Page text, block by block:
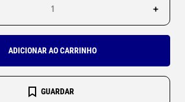
+
ADICIONAR AO CARRINHO
GUARDAR